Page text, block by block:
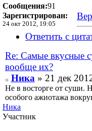
Сообщения:91
Зарегистрирован:
24 окт 2012, 19:05
Ответить с
Re: Самые вкусные
вообще их?
Ника» 21 дек
Не в восторге от суши.
особого ажиотажа
Ника
Участник